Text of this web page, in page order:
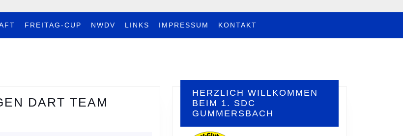
FREITAG-CUP NWDV LINKS IMPRESSUM KONTAKT
DART TEAM
HERZLICH WILLKOMMEN
BEIM 1. SDC
GUMMERSBACH